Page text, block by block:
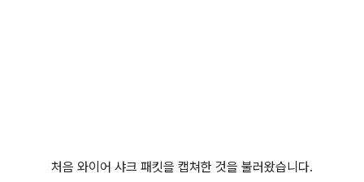
처음 와이어 샤크 패킷을 캡쳐한 것을 불러왔습니다.